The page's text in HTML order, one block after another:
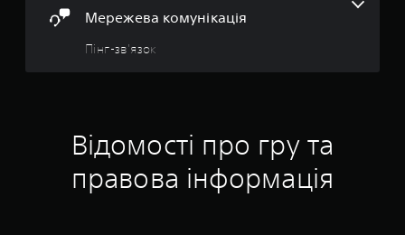
Мережева комунікація
Пінг-зв'язок
а
и
д
м
н
Відомості про гру та
правова інформація